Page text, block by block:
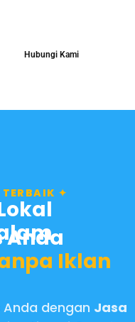
Hubungi Kami
✦
Anda
Iklan
dengan Jasa